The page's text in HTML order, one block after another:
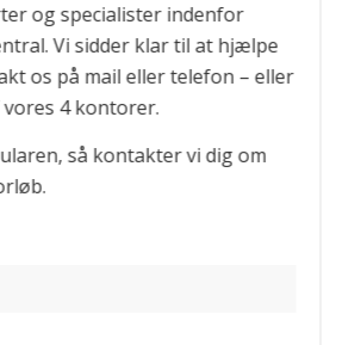
og specialister indenfor
Vi sidder klar til at hjælpe
os på mail eller telefon – eller
4 kontorer.
så kontakter vi dig om